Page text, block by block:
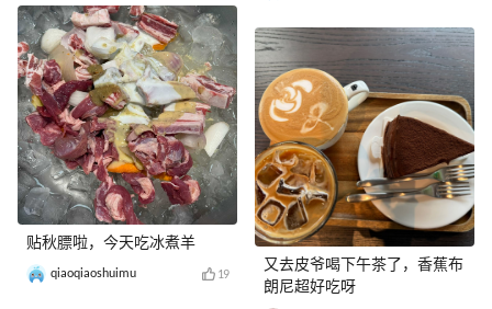
贴秋膘啦，今天吃冰煮羊
qiaoqiaoshuimu 19
又去皮爷喝下午茶了，香蕉布
朗尼超好吃呀